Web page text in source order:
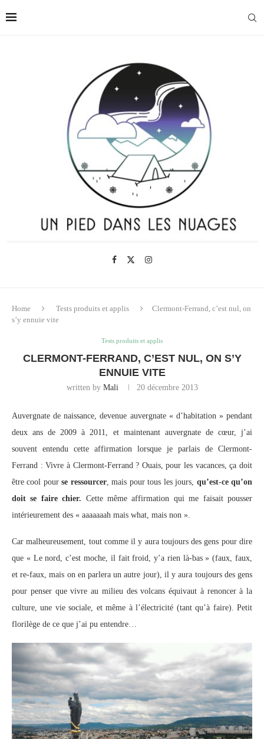
Home Tests produits et applis
Clermont-Ferrand, c’est nul, on
s’y ennuie vite
Tests produits et applis
CLERMONT-FERRAND, C’EST NUL, ON S’Y
ENNUIE VITE
written by Mali 20 décembre 2013
Auvergnate de naissance, devenue auvergnate « d’habitation » pendant
deux ans de 2009 à 2011, et maintenant auvergnate de cœur, j’ai
souvent entendu cette affirmation lorsque je parlais de Clermont-
Ferrand : Vivre à Clermont-Ferrand ? Ouais, pour les vacances, ça doit
être cool pourse ressourcer, mais pour tous les jours, qu’est-ce qu’on
doit se faire chier. Cette même affirmation qui me faisait pousser
intérieurement des « aaaaaaah mais what, mais non ».
Car malheureusement, tout comme il y aura toujours des gens pour dire
que « Le nord, c’est moche, il fait froid, y’a rien là-bas » (faux, faux,
et re-faux, mais on en parlera un autre jour), il y aura toujours des gens
pour penser que vivre au milieu des volcans équivaut à renoncer à la
culture, une vie sociale, et même à l’électricité (tant qu’à faire). Petit
florilège de ce que j’ai pu entendre…